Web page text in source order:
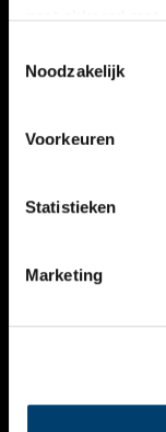
Noodzakelijk
Voorkeuren
Statistieken
Marketing
VERHALEN
KALENDER
THEMA’S
VIDEO’S
CONTACT